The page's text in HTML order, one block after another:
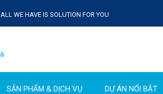
ALL WE HAVE IS SOLUTION FOR YOU
SẢN PHẨM & DỊCH VỤ DỰ ÁN NỔI BẬT